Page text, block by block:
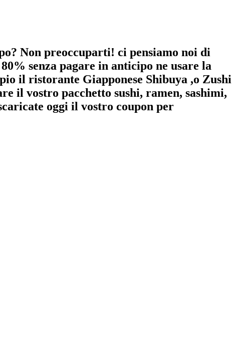
Non preoccuparti! ci pensiamo noi di
senza pagare in anticipo ne usare la
il ristorante Giapponese Shibuya ,o Zushi
il vostro pacchetto sushi, ramen, sashimi,
oggi il vostro coupon per